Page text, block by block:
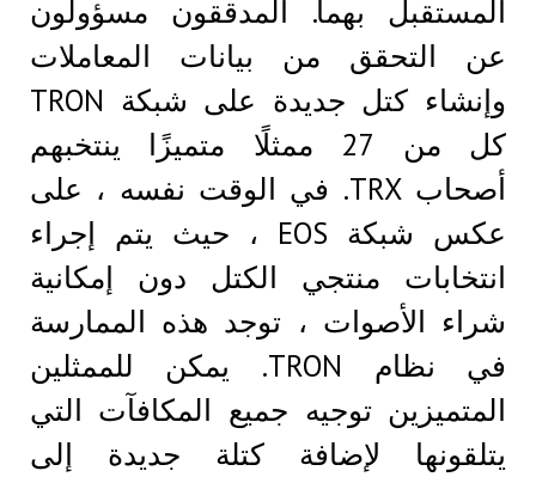
المستقبل بهما. المدققون مسؤولون
عن التحقق من بيانات المعاملات
وإنشاء كتل جديدة على شبكة TRON
كل من 27 ممثلًا متميزًا ينتخبهم
أصحاب TRX. في الوقت نفسه ، على
عكس شبكة EOS ، حيث يتم إجراء
انتخابات منتجي الكتل دون إمكانية
شراء الأصوات ، توجد هذه الممارسة
في نظام TRON. يمكن للممثلين
المتميزين توجيه جميع المكافآت التي
يتلقونها لإضافة كتلة جديدة إلى